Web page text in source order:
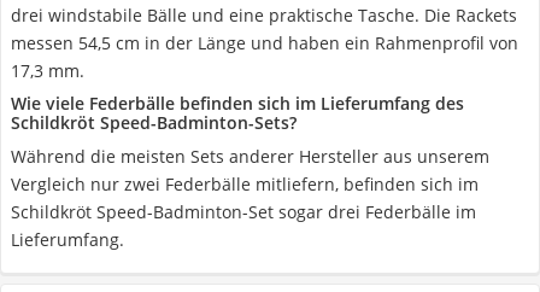
drei windstabile Bälle und eine praktische Tasche. Die Rackets
messen 54,5 cm in der Länge und haben ein Rahmenprofil von
17,3 mm.
Wie viele Federbälle befinden sich im Lieferumfang des
Schildkröt Speed-Badminton-Sets?
Während die meisten Sets anderer Hersteller aus unserem
Vergleich nur zwei Federbälle mitliefern, befinden sich im
Schildkröt Speed-Badminton-Set sogar drei Federbälle im
Lieferumfang.